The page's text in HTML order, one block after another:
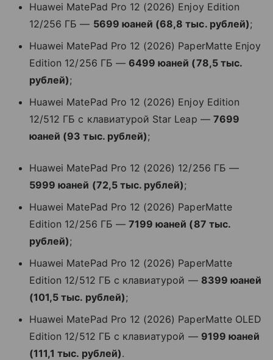
Huawei MatePad Pro 12 (2026) Enjoy Edition
12/256 ГБ — 5699 юаней (68,8 тыс. рублей);
Huawei MatePad Pro 12 (2026) PaperMatte Enjoy
Edition 12/256 ГБ — 6499 юаней (78,5 тыс.
рублей);
Huawei MatePad Pro 12 (2026) Enjoy Edition
12/512 ГБ с клавиатурой Star Leap — 7699
юаней (93 тыс. рублей);
Huawei MatePad Pro 12 (2026) 12/256 ГБ —
5999 юаней (72,5 тыс. рублей);
Huawei MatePad Pro 12 (2026) PaperMatte
Edition 12/256 ГБ — 7199 юаней (87 тыс.
рублей);
Huawei MatePad Pro 12 (2026) PaperMatte
Edition 12/512 ГБ с клавиатурой — 8399 юаней
(101,5 тыс. рублей);
Huawei MatePad Pro 12 (2026) PaperMatte OLED
Edition 12/512 ГБ с клавиатурой — 9199 юаней
(111,1 тыс. рублей).